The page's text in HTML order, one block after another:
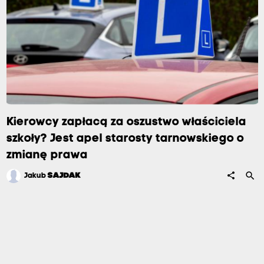
Kierowcy zapłacą za oszustwo właściciela
szkoły? Jest apel starosty tarnowskiego o
zmianę prawa
JakubSAJDAK share search